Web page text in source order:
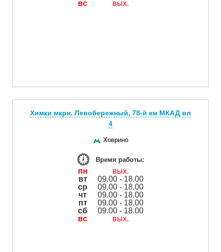
вс
вых.
Химки мкрн. Левобережный, 78-й км МКАД вл
4
Ховрино
Время работы:
пн
вых.
вт
09.00 - 18.00
ср
09.00 - 18.00
чт
09.00 - 18.00
пт
09.00 - 18.00
сб
09.00 - 18.00
вс
вых.